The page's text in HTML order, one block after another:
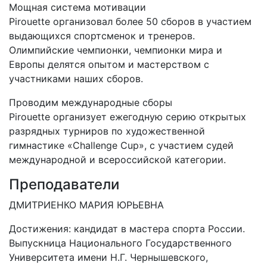
Мощная система мотивации
Pirouette организовал более 50 сборов в участием
выдающихся спортсменок и тренеров.
Олимпийские чемпионки, чемпионки мира и
Европы делятся опытом и мастерством с
участниками наших сборов.
Проводим международные сборы
Pirouette организует ежегодную серию открытых
разрядных турниров по художественной
гимнастике «Challenge Cup», с участием судей
международной и всероссийской категории.
Преподаватели
ДМИТРИЕНКО МАРИЯ ЮРЬЕВНА
Достижения: кандидат в мастера спорта России.
Выпускница Национального Государственного
Университета имени Н.Г. Чернышевского,